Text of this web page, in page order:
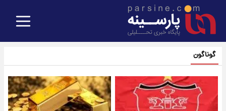
گوناگون